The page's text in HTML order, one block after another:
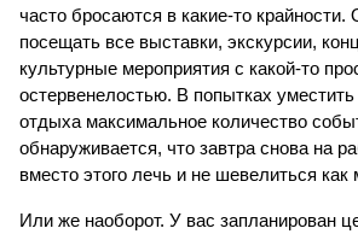
часто бросаются в какие-то
посещать все выставки, экскурсии,
культурные мероприятия с какой-то
остервенелостью. В попытках уместить
отдыха максимальное количество
обнаруживается, что завтра снова на
вместо этого лечь и не шевелиться
Или же наоборот. У вас запланирован